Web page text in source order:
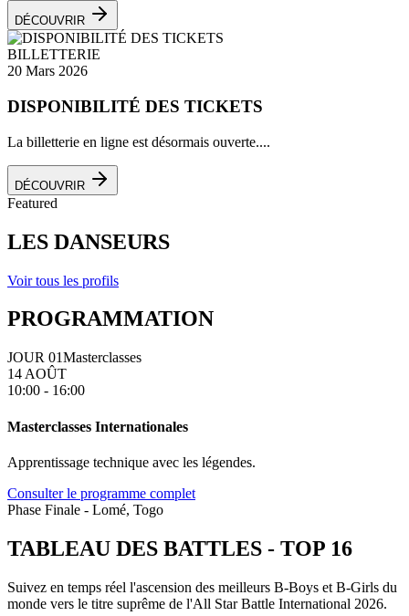
DÉCOUVRIR
BILLETTERIE
20 Mars 2026
DISPONIBILITÉ DES TICKETS
La billetterie en ligne est désormais ouverte....
DÉCOUVRIR
Featured
LES DANSEURS
Voir tous les profils
PROGRAMMATION
JOUR 01Masterclasses
14 AOÛT
10:00 - 16:00
Masterclasses Internationales
Apprentissage technique avec les légendes.
Consulter le programme complet
Phase Finale - Lomé, Togo
TABLEAU DES BATTLES - TOP 16
Suivez en temps réel l'ascension des meilleurs B-Boys et B-Girls du
monde vers le titre suprême de l'All Star Battle International 2026.